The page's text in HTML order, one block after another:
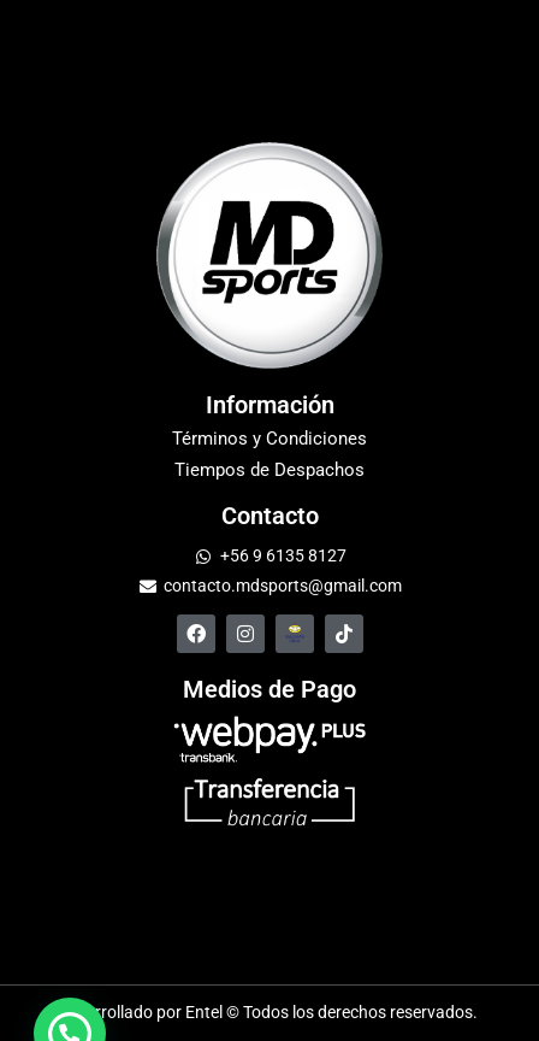
Información
Términos y Condiciones
Tiempos de Despachos
Contacto
+56 9 6135 8127
contacto.mdsports@gmail.com
Medios de Pago
Desarrollado por Entel © Todos los derechos reservados.